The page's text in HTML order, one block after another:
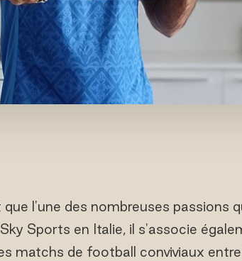
l'une des nombreuses passions
Sports en Italie, il s'associe
matchs de football conviviaux